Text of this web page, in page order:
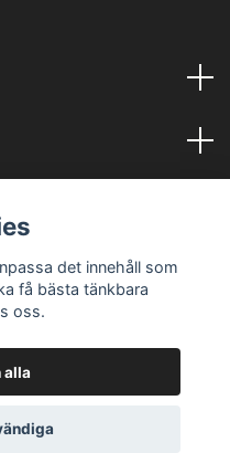
by Quickbutik
det innehåll som
få bästa tänkbara
oss.
alla